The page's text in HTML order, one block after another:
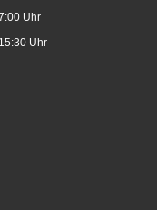
Uhr
Uhr